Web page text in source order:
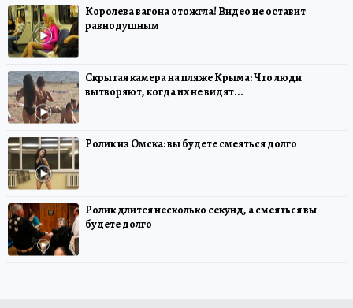
Королева вагона отожгла! Видео не оставит
равнодушным
Скрытая камера на пляже Крыма: Что люди
вытворяют, когда их не видят...
Ролик из Омска: вы будете смеяться долго
Ролик длится несколько секунд, а смеяться вы
будете долго